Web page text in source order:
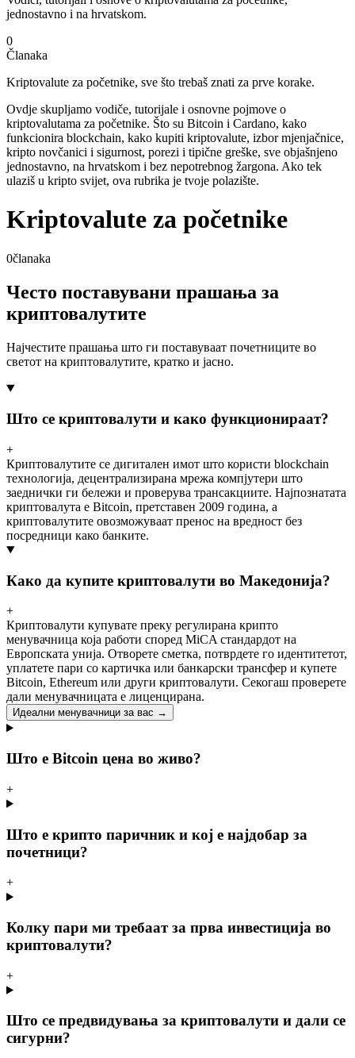
jednostavno i na hrvatskom.
0
Članaka
Kriptovalute za početnike, sve što trebaš znati za prve korake.
Ovdje skupljamo vodiče, tutorijale i osnovne pojmove o
kriptovalutama za početnike. Što su Bitcoin i Cardano, kako
funkcionira blockchain, kako kupiti kriptovalute, izbor mjenjačnice,
kripto novčanici i sigurnost, porezi i tipične greške, sve objašnjeno
jednostavno, na hrvatskom i bez nepotrebnog žargona. Ako tek
ulaziš u kripto svijet, ova rubrika je tvoje polazište.
Kriptovalute za početnike
0članaka
Често поставувани прашања за
криптовалутите
Најчестите прашања што ги поставуваат почетниците во
светот на криптовалутите, кратко и јасно.
Што се криптовалути и како функционираат?
+
Криптовалутите се дигитален имот што користи blockchain
технологија, децентрализирана мрежа компјутери што
заеднички ги бележи и проверува трансакциите. Најпознатата
криптовалута е Bitcoin, претставен 2009 година, а
криптовалутите овозможуваат пренос на вредност без
посредници како банките.
Како да купите криптовалути во Македонија?
+
Криптовалути купувате преку регулирана крипто
менувачница која работи според MiCA стандардот на
Европската унија. Отворете сметка, потврдете го идентитетот,
уплатете пари со картичка или банкарски трансфер и купете
Bitcoin, Ethereum или други криптовалути. Секогаш проверете
дали менувачницата е лиценцирана.
Идеални менувачници за вас →
Што е Bitcoin цена во живо?
+
Што е крипто паричник и кој е најдобар за
почетници?
+
Колку пари ми требаат за прва инвестиција во
криптовалути?
+
Што се предвидувања за криптовалути и дали се
сигурни?